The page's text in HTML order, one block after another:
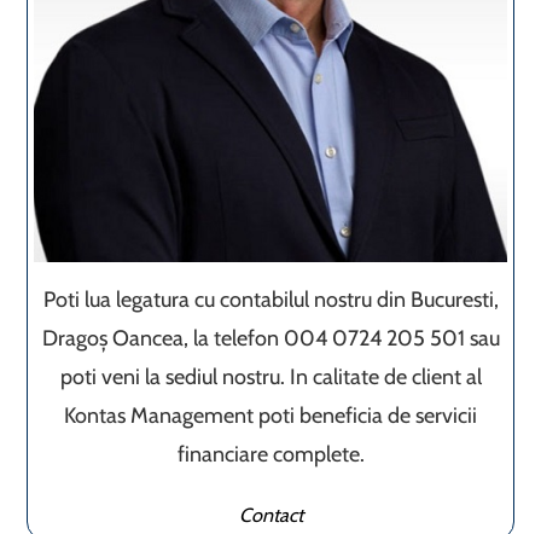
Poti lua legatura cu contabilul nostru din Bucuresti,
Dragoș Oancea, la telefon 004 0724 205 501 sau
poti veni la sediul nostru. In calitate de client al
Kontas Management poti beneficia de servicii
financiare complete.
Contact